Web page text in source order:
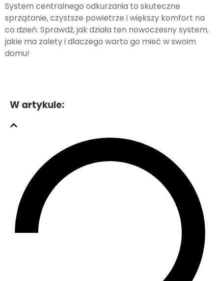
System centralnego odkurzania to skuteczne
sprzątanie, czystsze powietrze i większy komfort na
co dzień. Sprawdź, jak działa ten nowoczesny system,
jakie ma zalety i dlaczego warto go mieć w swoim
domu!
W artykule: